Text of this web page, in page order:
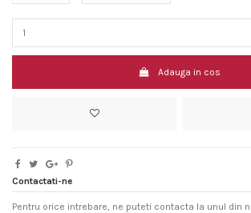
Adauga in cos
Contactati-ne
Pentru orice intrebare, ne puteti contacta la unul din